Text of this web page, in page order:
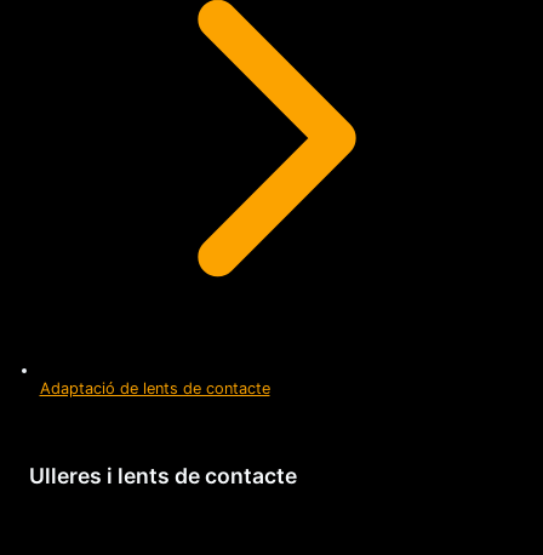
Adaptació de lents de contacte
Ulleres i lents de contacte